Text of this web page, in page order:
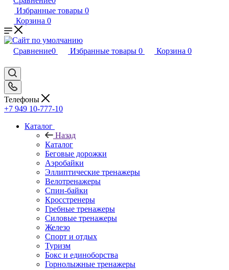
Избранные товары 0
Корзина 0
Сравнение0 Избранные товары 0 Корзина 0
Телефоны
+7 949 10-777-10
Каталог
Назад
Каталог
Беговые дорожки
Аэробайки
Эллиптические тренажеры
Велотренажеры
Спин-байки
Кросстренеры
Гребные тренажеры
Силовые тренажеры
Железо
Спорт и отдых
Туризм
Бокс и единоборства
Горнолыжные тренажеры